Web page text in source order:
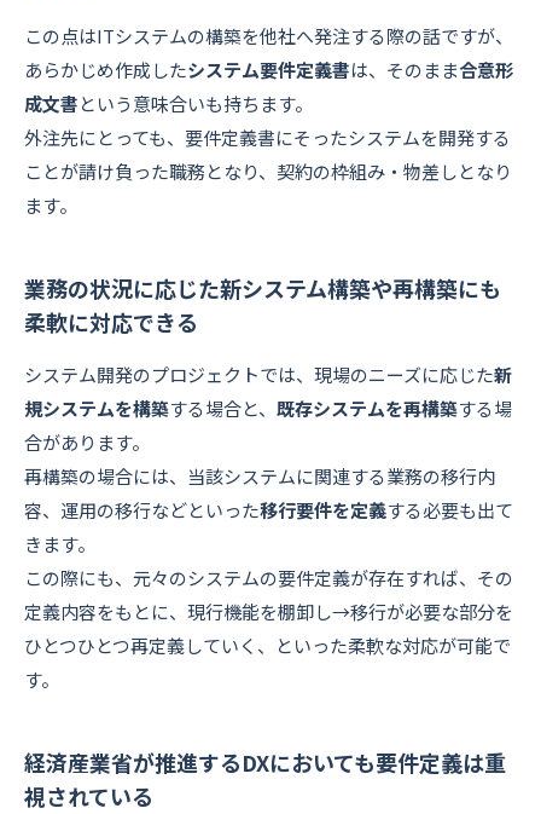
この点はITシステムの構築を他社へ発注する際の話ですが、
あらかじめ作成したシステム要件定義書は、そのまま合意形
成文書という意味合いも持ちます。
外注先にとっても、要件定義書にそったシステムを開発する
ことが請け負った職務となり、契約の枠組み・物差しとなり
ます。
業務の状況に応じた新システム構築や再構築にも
柔軟に対応できる
システム開発のプロジェクトでは、現場のニーズに応じた新
規システムを構築する場合と、 既存システムを再構築する場
合があります。
再構築の場合には、当該システムに関連する業務の移行内
容、運用の移行などといった移行要件を定義する必要も出て
きます。
この際にも、元々のシステムの要件定義が存在すれば、その
定義内容をもとに、現行機能を棚卸し→移行が必要な部分を
ひとつひとつ再定義していく、といった柔軟な対応が可能で
す。
経済産業省が推進するDXにおいても要件定義は重
視されている